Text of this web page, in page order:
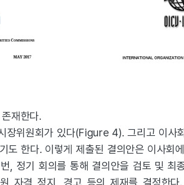
재한다.
위원회가 있다(Figure 4). 그리고 이사
한다. 이렇게 제출된 결의안은 이사회
, 정기 회의를 통해 결의안을 검토 및 최
자격 정지, 경고 등의 제재를 결정한